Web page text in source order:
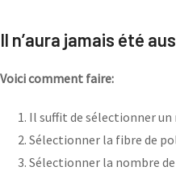
Il n’aura jamais été
Voici comment faire:
Il suffit de sélectionner
Sélectionner la fibre de
Sélectionner la nombre